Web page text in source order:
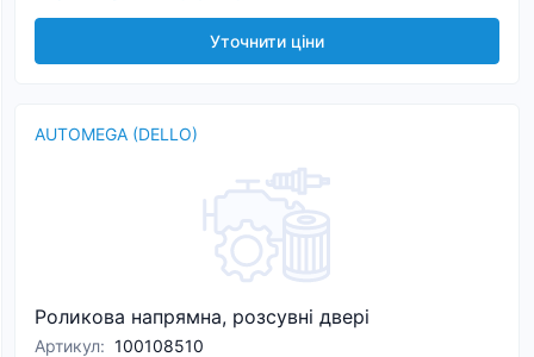
Уточнити ціни
AUTOMEGA (DELLO)
Роликова напрямна, розсувні двері
Артикул: 100108510